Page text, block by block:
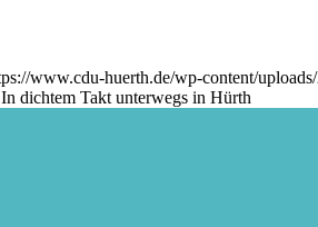
www.cdu-huerth.de/wp-content/
dichtem Takt unterwegs in Hürth